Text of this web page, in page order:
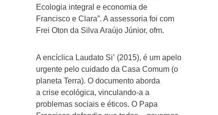
Ecologia integral e economia de
Francisco e Clara”. A assessoria foi com
Frei Oton da Silva Araújo Júnior, ofm.
A encíclica Laudato Si’ (2015), é um apelo
urgente pelo cuidado da Casa Comum (o
planeta Terra). O documento aborda
a crise ecológica, vinculando-a a
problemas sociais e éticos. O Papa